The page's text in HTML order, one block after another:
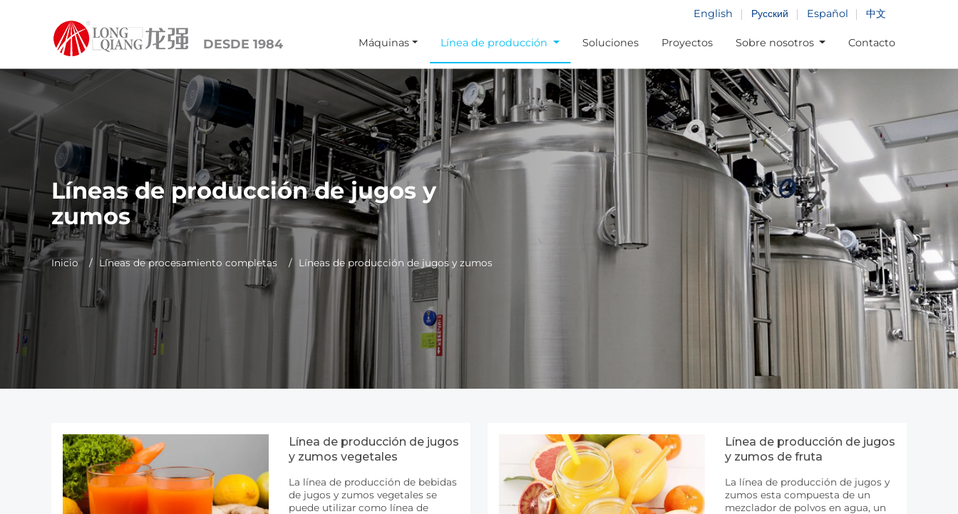
DESDE 1984
English Русский Español 中文
Máquinas Línea de producción Soluciones Proyectos Sobre nosotros Contacto
Líneas de producción de jugos y
zumos
Inicio Líneas de procesamiento completas Líneas de producción de jugos y zumos
Línea de producción de jugos
y zumos vegetales
La línea de producción de bebidas
de jugos y zumos vegetales se
puede utilizar como línea de
Línea de producción de jugos
y zumos de fruta
La línea de producción de jugos y
zumos esta compuesta de un
mezclador de polvos en agua, un